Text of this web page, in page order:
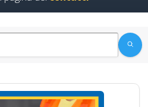
agricole
per la formazione